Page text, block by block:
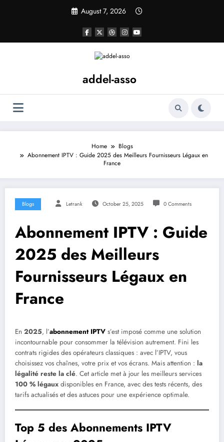
August 7, 2026
addel-asso
Home
Blogs
Abonnement IPTV : Guide 2025 des Meilleurs Fournisseurs Légaux en
France
Blogs Letrank October 25, 2025 0 Comments
Abonnement IPTV : Guide
2025 des Meilleurs
Fournisseurs Légaux en
France
En 2025, l’abonnement IPTV s’est imposé comme une solution
incontournable pour consommer la télévision autrement. Fini les
contrats rigides des opérateurs classiques : avec l’IPTV, vous
choisissez vos chaînes, votre prix et vos écrans. Mais attention : la
légalité reste la clé. Cet article met à jour les meilleurs services
100 % légaux disponibles en France, avec des tests récents, des
tarifs actualisés et des astuces pour une expérience optimale.
Top 5 des Abonnements IPTV